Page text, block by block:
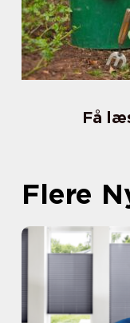
Få
Flere